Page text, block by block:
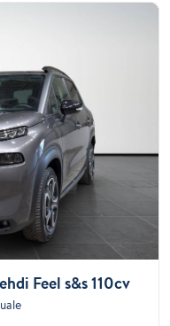
Feel s&s 110cv